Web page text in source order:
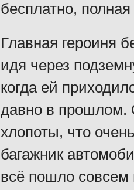
бесплатно,
Главная героиня
идя через
когда ей
давно в прошлом.
хлопоты, что
багажник
всё пошло совсем